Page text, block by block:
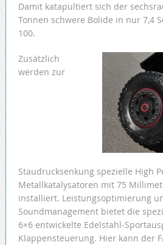
Damit katapultiert sich der
Tonnen schwere Bolide in nur 7,4
100.
Zusätzlich
werden zur
Staudrucksenkung spezielle High
Metallkatalysatoren mit 75
installiert. Leistungsoptimierung
Soundmanagement bietet die
6×6 entwickelte Edelstahl-
Klappensteuerung. Hier kann der